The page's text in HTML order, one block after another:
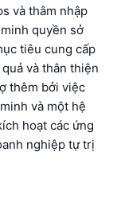
và thâm nhập
quyền sở
tiêu cung cấp
và thân thiện
thêm bởi việc
và một hệ
hoạt các ứng
nghiệp tự trị